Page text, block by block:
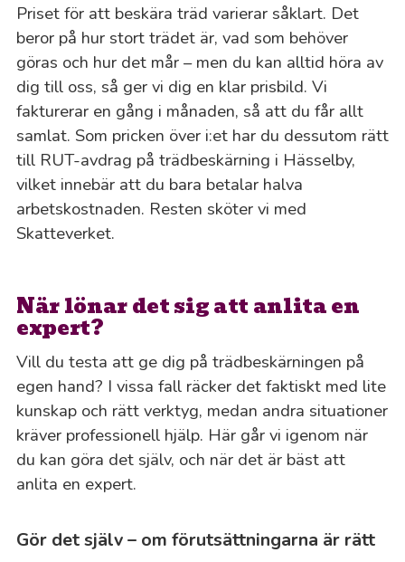
Priset för att beskära träd varierar såklart. Det
beror på hur stort trädet är, vad som behöver
göras och hur det mår – men du kan alltid höra av
dig till oss, så ger vi dig en klar prisbild. Vi
fakturerar en gång i månaden, så att du får allt
samlat. Som pricken över i:et har du dessutom rätt
till RUT-avdrag på trädbeskärning i Hässelby,
vilket innebär att du bara betalar halva
arbetskostnaden. Resten sköter vi med
Skatteverket.
När lönar det sig att anlita en
expert?
Vill du testa att ge dig på trädbeskärningen på
egen hand? I vissa fall räcker det faktiskt med lite
kunskap och rätt verktyg, medan andra situationer
kräver professionell hjälp. Här går vi igenom när
du kan göra det själv, och när det är bäst att
anlita en expert.
Gör det själv – om förutsättningarna är rätt